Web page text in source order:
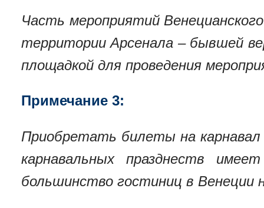
Часть мероприятий
территории Арсенала – бывшей
площадкой для проведения
Примечание 3:
Приобретать билеты на
карнавальных празднеств
большинство гостиниц в Венеции